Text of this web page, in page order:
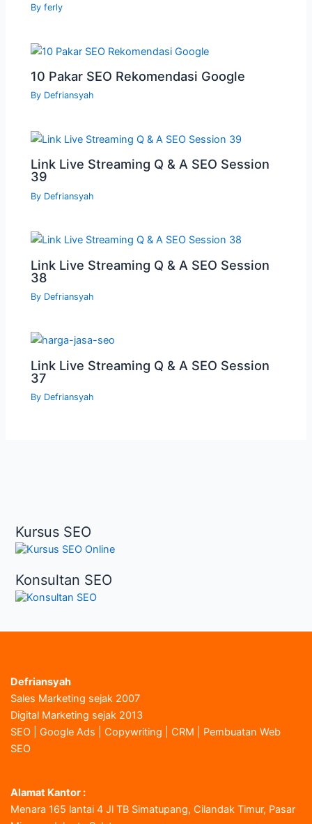
Byferly
10 Pakar SEO Rekomendasi Google
By Defriansyah
Link Live Streaming Q & A SEO Session
39
By Defriansyah
Link Live Streaming Q & A SEO Session
38
By Defriansyah
Link Live Streaming Q & A SEO Session
37
By Defriansyah
Kursus SEO
Konsultan SEO
Defriansyah
Sales Marketing sejak 2007
Digital Marketing sejak 2013
SEO | Google Ads | Copywriting | CRM | Pembuatan Web
SEO
Alamat Kantor :
Menara 165 lantai 4 Jl TB Simatupang, Cilandak Timur, Pasar